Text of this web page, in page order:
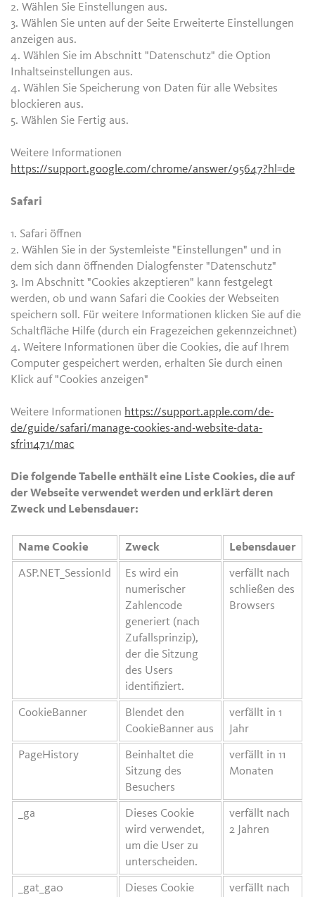
2. Wählen Sie Einstellungen aus.
3. Wählen Sie unten auf der Seite Erweiterte Einstellungen
anzeigen aus.
4. Wählen Sie im Abschnitt "Datenschutz" die Option
Inhaltseinstellungen aus.
4. Wählen Sie Speicherung von Daten für alle Websites
blockieren aus.
5. Wählen Sie Fertig aus.
Weitere Informationen
https://support.google.com/chrome/answer/95647?hl=de
Safari
1. Safari öffnen
2. Wählen Sie in der Systemleiste "Einstellungen" und in
dem sich dann öffnenden Dialogfenster "Datenschutz"
3. Im Abschnitt "Cookies akzeptieren" kann festgelegt
werden, ob und wann Safari die Cookies der Webseiten
speichern soll. Für weitere Informationen klicken Sie auf die
Schaltfläche Hilfe (durch ein Fragezeichen gekennzeichnet)
4. Weitere Informationen über die Cookies, die auf Ihrem
Computer gespeichert werden, erhalten Sie durch einen
Klick auf "Cookies anzeigen"
Weitere Informationen https://support.apple.com/de-
de/guide/safari/manage-cookies-and-website-data-
sfri11471/mac
Die folgende Tabelle enthält eine Liste Cookies, die auf
der Webseite verwendet werden und erklärt deren
Zweck und Lebensdauer:
Name Cookie Zweck Lebensdauer
ASP.NET_SessionId
Es wird ein
numerischer
Zahlencode
generiert (nach
Zufallsprinzip),
der die Sitzung
des Users
identifiziert.
verfällt nach
schließen des
Browsers
CookieBanner
Blendet den
CookieBanner aus
verfällt in 1
Jahr
PageHistory
Beinhaltet die
Sitzung des
Besuchers
verfällt in 11
Monaten
_ga
Dieses Cookie
wird verwendet,
um die User zu
unterscheiden.
verfällt nach
2 Jahren
_gat_ga0
Dieses Cookie
verfällt nach